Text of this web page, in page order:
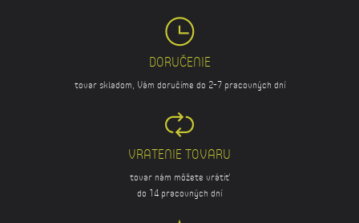
DORUČENIE
tovar skladom, Vám doručíme do 2-7 pracovných dní
VRATENIE TOVARU
tovar nám môžete vrátiť
do 14 pracovných dní